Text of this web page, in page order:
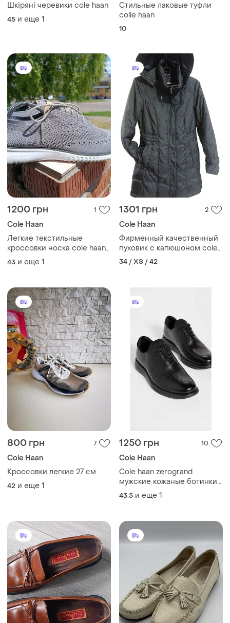
Шкіряні черевики cole haan
45 и еще 1
Стильные лаковые туфли
colle haan
10
1200 грн 1
Cole Haan
Легкие текстильные
кроссовки носка cole haan /
slip-on (оригинал)
43 и еще 1
1301 грн 2
Cole Haan
Фирменный качественный
пуховик с капюшоном cole
haan из сша
34 / XS / 42
800 грн 7
Cole Haan
Кроссовки легкие 27 см
42 и еще 1
1250 грн 10
Cole Haan
Cole haan zerogrand
мужские кожаные ботинки
оксфорды
43.5 и еще 1